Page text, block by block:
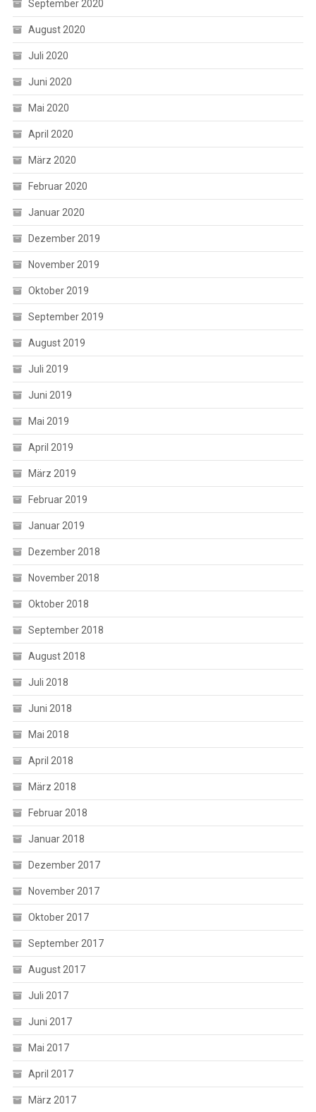
September 2020
August 2020
Juli 2020
Juni 2020
Mai 2020
April 2020
März 2020
Februar 2020
Januar 2020
Dezember 2019
November 2019
Oktober 2019
September 2019
August 2019
Juli 2019
Juni 2019
Mai 2019
April 2019
März 2019
Februar 2019
Januar 2019
Dezember 2018
November 2018
Oktober 2018
September 2018
August 2018
Juli 2018
Juni 2018
Mai 2018
April 2018
März 2018
Februar 2018
Januar 2018
Dezember 2017
November 2017
Oktober 2017
September 2017
August 2017
Juli 2017
Juni 2017
Mai 2017
April 2017
März 2017